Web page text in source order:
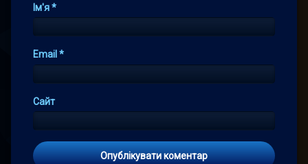
Ім'я*
Email *
Сайт